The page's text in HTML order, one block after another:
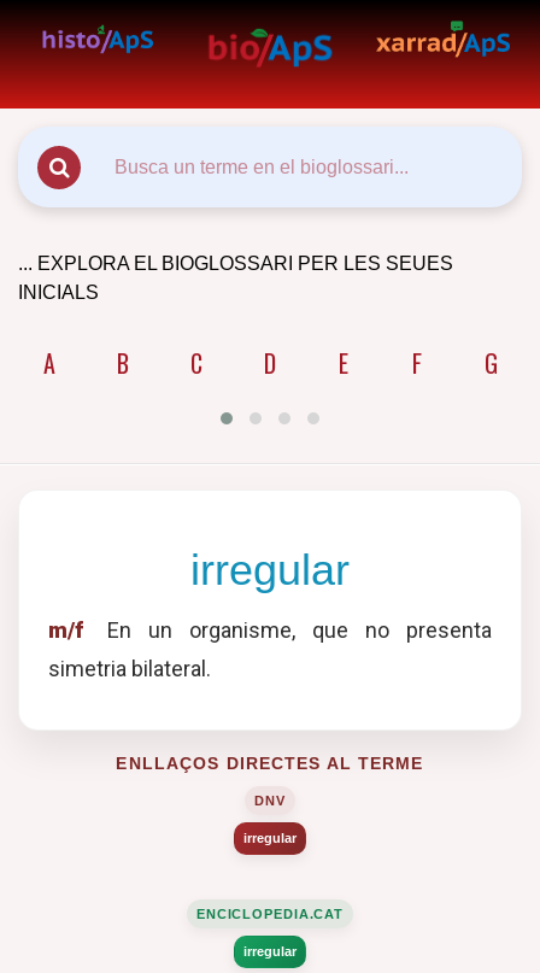
... EXPLORA EL BIOGLOSSARI PER LES SEUES
INICIALS
A B C D E F G
irregular
m/f
En un organisme, que no presenta
simetria bilateral.
ENLLAÇOS DIRECTES AL TERME
DNV
irregular
ENCICLOPEDIA.CAT
irregular